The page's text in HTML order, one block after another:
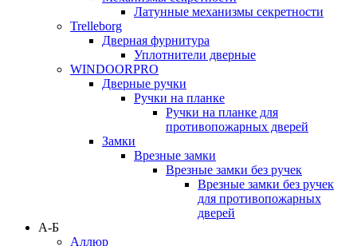
Латунные механизмы секретности
Trelleborg
Дверная фурнитура
Уплотнители дверные
WINDOORPRO
Дверные ручки
Ручки на планке
Ручки на планке для
противопожарных дверей
Замки
Врезные замки
Врезные замки без ручек
Врезные замки без ручек
для противопожарных
дверей
А-Б
Аллюр